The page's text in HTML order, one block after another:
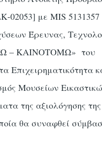
02053] με MIS 5131357
Έρευνας,
– ΚΑΙΝΟΤΟΜΩ» του
Επιχειρηματικότητα
Μουσείων
της αξιολόγησης της
θα συναφθεί